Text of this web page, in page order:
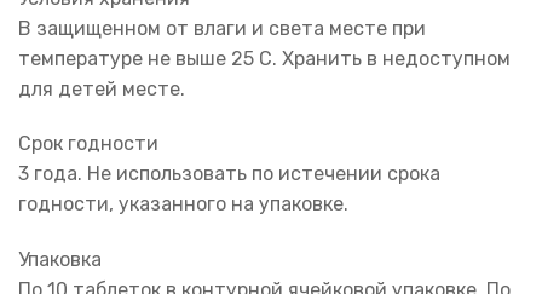
В защищенном от влаги и света месте при
температуре не выше 25 С. Хранить в недоступном
для детей месте.
Срок годности
3 года. Не использовать по истечении срока
годности, указанного на упаковке.
Упаковка